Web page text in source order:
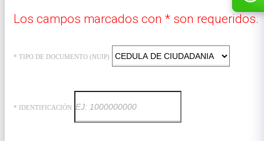
Los campos marcados con * son requeridos.
* TIPO DE DOCUMENTO (NUIP)
* IDENTIFICACIÓN